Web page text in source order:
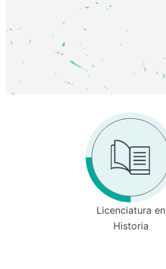
Licenciatura en
Historia